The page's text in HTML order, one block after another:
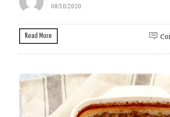
08/10/2020
Read More